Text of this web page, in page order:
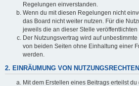
Regelungen einverstanden.
Wenn du mit diesen Regelungen nicht
das Board nicht weiter nutzen. Für die
jeweils die an dieser Stelle
Der Nutzungsvertrag wird auf
von beiden Seiten ohne Einhaltung einer
werden.
2. EINRÄUMUNG VON NUTZUNGSRECHTEN
Mit dem Erstellen eines Beitrags erteilst